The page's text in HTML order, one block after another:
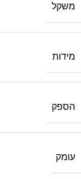
משקל
מידות
הספק
עומק